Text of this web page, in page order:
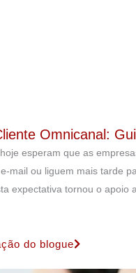
Omnicanal:
esperam que as
mail ou liguem mais tarde
expectativa tornou o apoio
do blogue